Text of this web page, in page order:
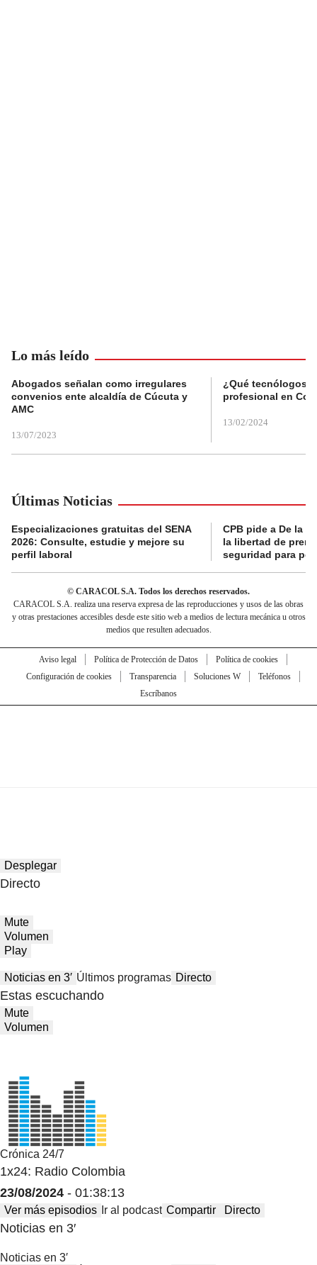
Lo más leído
Abogados señalan como irregulares
convenios ente alcaldía de Cúcuta y
AMC
13/07/2023
¿Qué tecnólogos
profesional en
13/02/2024
Últimas Noticias
Especializaciones gratuitas del SENA
2026: Consulte, estudie y mejore su
perfil laboral
CPB pide a De la
la libertad de
seguridad para
© CARACOL S.A. Todos los derechos reservados.
CARACOL S.A. realiza una reserva expresa de las reproducciones y usos de las obras
y otras prestaciones accesibles desde este sitio web a medios de lectura mecánica u otros
medios que resulten adecuados.
Aviso legal Política de Protección de Datos
Política de cookies
Configuración de cookies
Transparencia Soluciones W
Teléfonos
Escríbanos
Desplegar
Directo
Mute
Volumen
Play
Noticias en 3′ Últimos programas Directo
Estas escuchando
Mute
Volumen
Crónica 24/7
1x24: Radio Colombia
23/08/2024 - 01:38:13
Ver más episodios Ir al podcast Compartir Directo
Noticias en 3′
Noticias en 3′